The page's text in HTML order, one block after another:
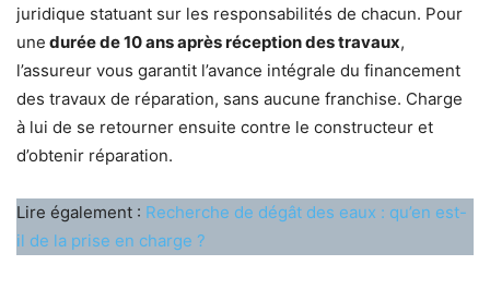
juridique statuant sur les responsabilités de chacun. Pour
une durée de 10 ans après réception des travaux,
l’assureur vous garantit l’avance intégrale du financement
des travaux de réparation, sans aucune franchise. Charge
à lui de se retourner ensuite contre le constructeur et
d’obtenir réparation.
Lire également : Recherche de dégât des eaux : qu’en est-
il de la prise en charge ?